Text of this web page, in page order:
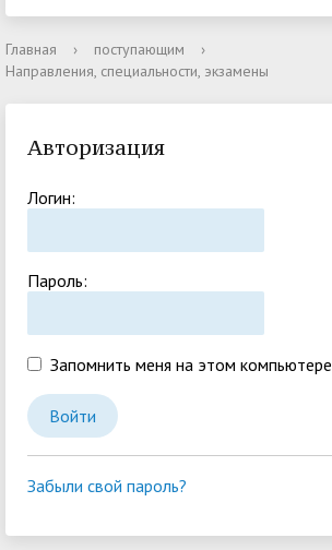
Главная › поступающим
›
Направления, специальности, экзамены
Авторизация
Логин:
Пароль:
Запомнить меня на этом компьютере
Забыли свой пароль?